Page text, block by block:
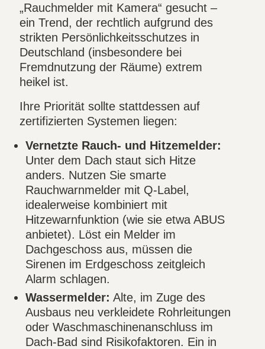
„Rauchmelder mit Kamera“ gesucht –
ein Trend, der rechtlich aufgrund des
strikten Persönlichkeitsschutzes in
Deutschland (insbesondere bei
Fremdnutzung der Räume) extrem
heikel ist.
Ihre Priorität sollte stattdessen auf
zertifizierten Systemen liegen:
Vernetzte Rauch- und Hitzemelder:
Unter dem Dach staut sich Hitze
anders. Nutzen Sie smarte
Rauchwarnmelder mit Q-Label,
idealerweise kombiniert mit
Hitzewarnfunktion (wie sie etwa ABUS
anbietet). Löst ein Melder im
Dachgeschoss aus, müssen die
Sirenen im Erdgeschoss zeitgleich
Alarm schlagen.
Wassermelder: Alte, im Zuge des
Ausbaus neu verkleidete Rohrleitungen
oder Waschmaschinenanschluss im
Dach-Bad sind Risikofaktoren. Ein in